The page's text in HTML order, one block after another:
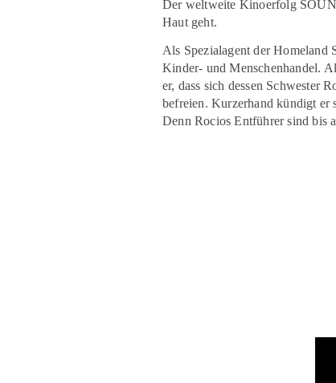
Der weltweite Kinoerfolg
Haut geht.
Als Spezialagent der Homeland
Kinder- und Menschenhandel.
er, dass sich dessen Schwester
befreien. Kurzerhand kündigt er
Denn Rocios Entführer sind bis